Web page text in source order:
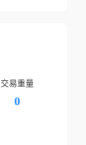
交易重量
0